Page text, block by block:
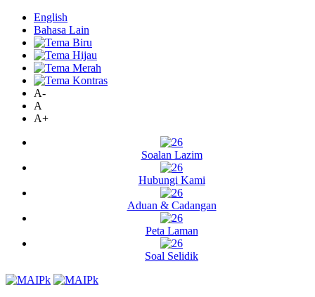
English
Bahasa Lain
A-
A
A+
Soalan Lazim
Hubungi Kami
Aduan & Cadangan
Peta Laman
Soal Selidik